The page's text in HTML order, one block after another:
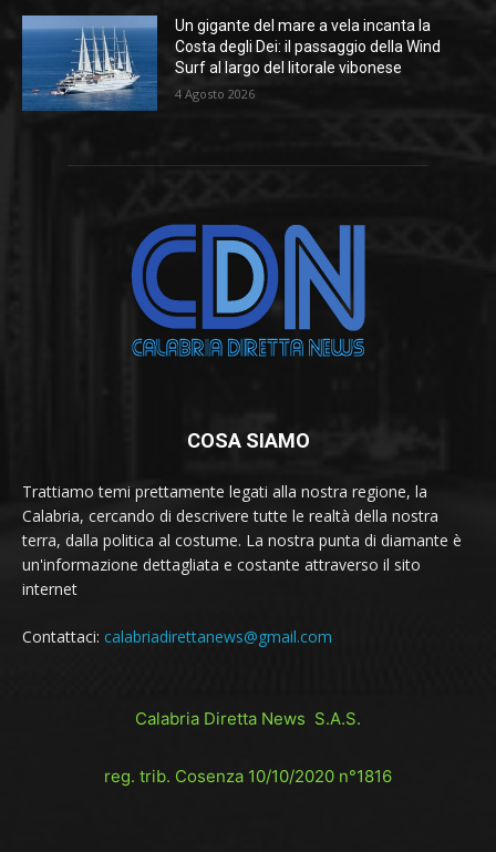
Un gigante del mare a vela incanta la
Costa degli Dei: il passaggio della Wind
Surf al largo del litorale vibonese
4 Agosto 2026
COSA SIAMO
Trattiamo temi prettamente legati alla nostra regione, la
Calabria, cercando di descrivere tutte le realtà della nostra
terra, dalla politica al costume. La nostra punta di diamante è
un'informazione dettagliata e costante attraverso il sito
internet
Contattaci: calabriadirettanews@gmail.com
Calabria Diretta News S.A.S.
reg. trib. Cosenza 10/10/2020 n°1816